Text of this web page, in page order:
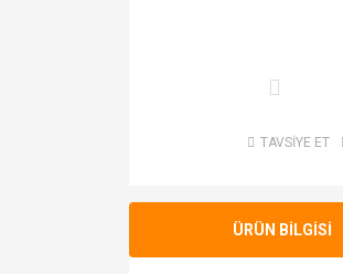
TAVSİYE ET
ÜRÜN BİLGİSİ